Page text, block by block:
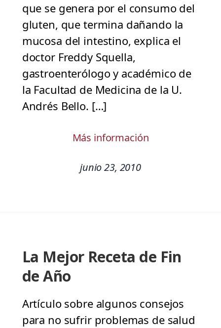
que se genera por el consumo del
gluten, que termina dañando la
mucosa del intestino, explica el
doctor Freddy Squella,
gastroenterólogo y académico de
la Facultad de Medicina de la U.
Andrés Bello. […]
Más información
junio 23, 2010
La Mejor Receta de Fin
de Año
Artículo sobre algunos consejos
para no sufrir problemas de salud